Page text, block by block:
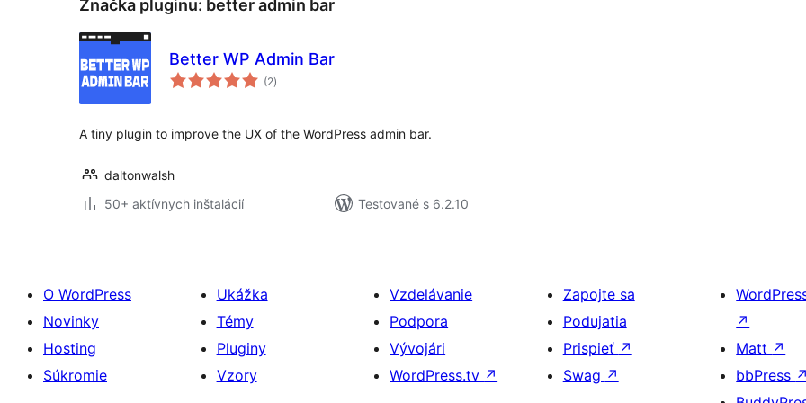
Značka pluginu: better admin bar
Better WP Admin Bar
(2celkové
hodnotenie
)
A tiny plugin to improve the UX of the WordPress admin bar.
daltonwalsh
50+ aktívnych inštalácií
Testované s 6.2.10
O WordPress
Novinky
Hosting
Súkromie
Ukážka
Témy
Pluginy
Vzory
Vzdelávanie
Podpora
Vývojári
WordPress.tv ↗
Zapojte sa
Podujatia
Prispieť ↗
Swag ↗
↗
Matt ↗
bbPress ↗